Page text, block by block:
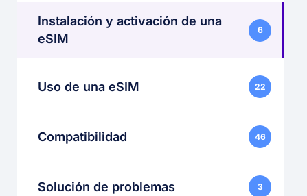
Instalación y activación de una
eSIM
6
Uso de una eSIM 22
Compatibilidad 46
Solución de problemas 3